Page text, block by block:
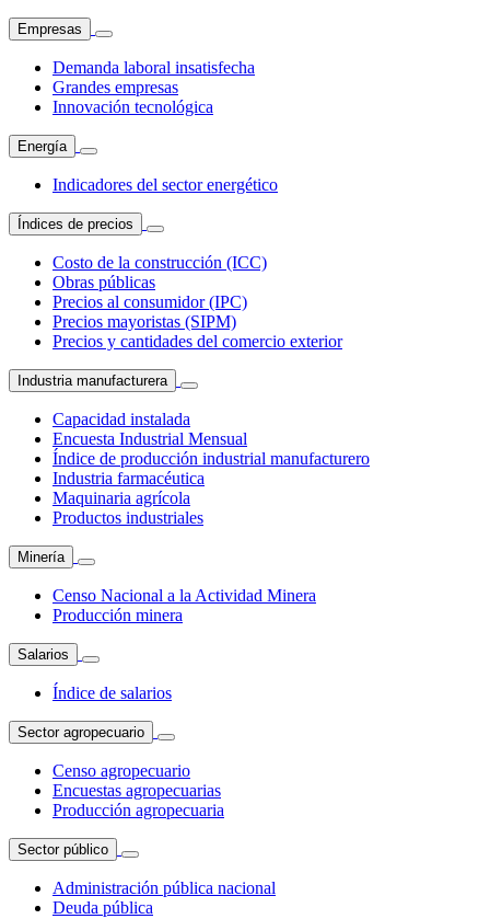
Empresas
Demanda laboral insatisfecha
Grandes empresas
Innovación tecnológica
Energía
Indicadores del sector energético
Índices de precios
Costo de la construcción (ICC)
Obras públicas
Precios al consumidor (IPC)
Precios mayoristas (SIPM)
Precios y cantidades del comercio exterior
Industria manufacturera
Capacidad instalada
Encuesta Industrial Mensual
Índice de producción industrial manufacturero
Industria farmacéutica
Maquinaria agrícola
Productos industriales
Minería
Censo Nacional a la Actividad Minera
Producción minera
Salarios
Índice de salarios
Sector agropecuario
Censo agropecuario
Encuestas agropecuarias
Producción agropecuaria
Sector público
Administración pública nacional
Deuda pública